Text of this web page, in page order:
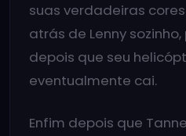
suas verdadeiras
atrás de Lenny
depois que seu
eventualmente cai.
Enfim depois que